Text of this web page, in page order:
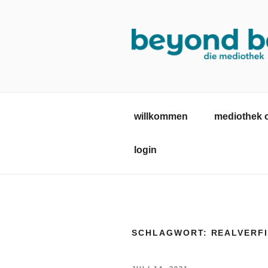
willkommen mediothek
login
SCHLAGWORT: